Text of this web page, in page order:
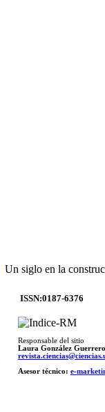
Un siglo en la
ISSN:0187-6376
Responsable del sitio
Laura González Guerrero
Asesor técnico: e-